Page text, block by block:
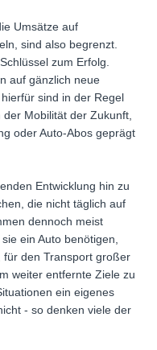
Umsätze auf
sind also begrenzt.
zum Erfolg.
auf gänzlich neue
sind in der Regel
Mobilität der Zukunft,
oder Auto-Abos geprägt
Entwicklung hin zu
die nicht täglich auf
dennoch meist
ein Auto benötigen,
für den Transport großer
weiter entfernte Ziele zu
ein eigenes
- so denken viele der